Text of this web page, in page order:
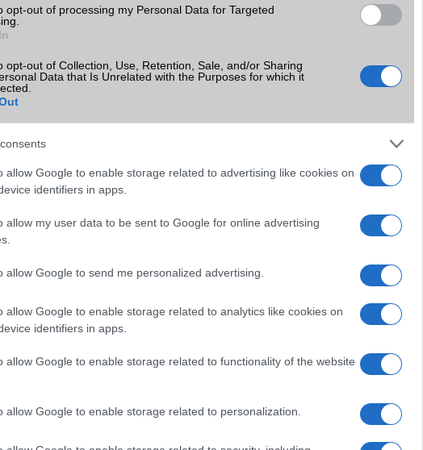
opt-out of processing my Personal Data for Targeted
opt-out of Collection, Use, Retention, Sale, and/or Sharing
Data that Is Unrelated with the Purposes for which it
allow Google to enable storage related to advertising like cookies on
identifiers in apps.
allow my user data to be sent to Google for online advertising
allow Google to send me personalized advertising.
allow Google to enable storage related to analytics like cookies on
identifiers in apps.
allow Google to enable storage related to functionality of the website
allow Google to enable storage related to personalization.
sem lenne példa nélküli. A Samsung Galaxy Z Fold széria már évek
mozog, és a prémium hajlítható készülékek piacán a 2000 dollár körüli
nem tekinti exkluzív extrának, hanem a hajlítható formátum
kínálja.
egyik legfontosabb újdonsága valóban a teljes értékű multitasking
csak az, hogy a felhasználók hajlandók lesznek-e prémium árat fizetni egy
az Android ökoszisztémában már hosszú ideje természetesnek
linkek: